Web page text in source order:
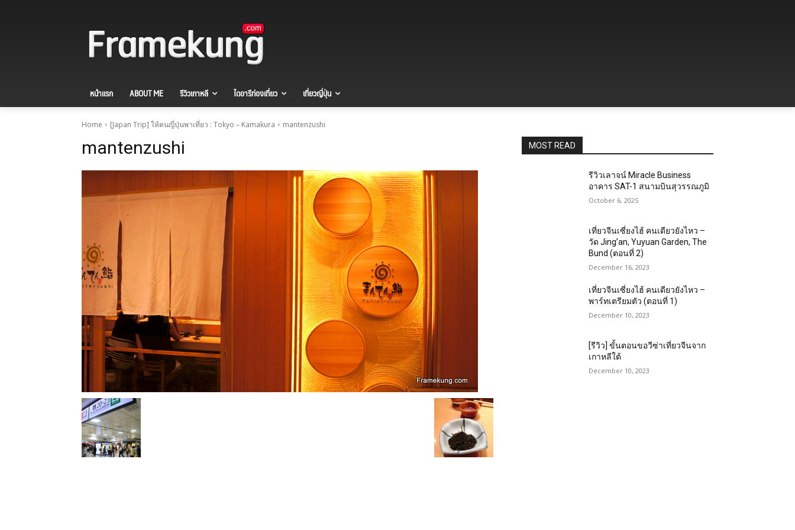
หน้าแรก ABOUT ME รีวิวเกาหลี ไดอารีท่องเที่ยว เที่ยวญี่ปุ่น
Home [Japan Trip] ให้คนญี่ปุ่นพาเที่ยว : Tokyo – Kamakura mantenzushi
mantenzushi MOST READ
รีวิวเลาจน์ Miracle Business
อาคาร SAT-1 สนามบินสุวรรณภูมิ
October 6, 2025
เที่ยวจีนเซี่ยงไฮ้ คนเดียวยังไหว –
วัด Jing’an, Yuyuan Garden, The
Bund (ตอนที่ 2)
December 16, 2023
เที่ยวจีนเซี่ยงไฮ้ คนเดียวยังไหว –
พาร์ทเตรียมตัว (ตอนที่ 1)
December 10, 2023
[รีวิว] ขั้นตอนขอวีซ่าเที่ยวจีนจาก
เกาหลีใต้
December 10, 2023